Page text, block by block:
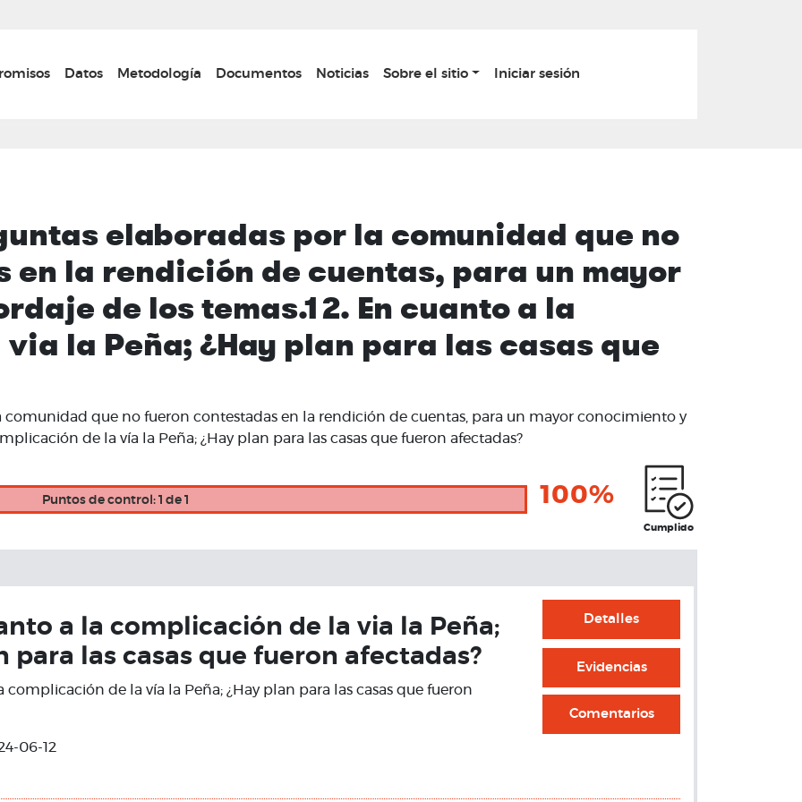
principal
navigation
Datos Metodología Documentos Noticias Sobre el sitio Iniciar sesión
elaboradas por la comunidad que no
en la rendición de cuentas, para un mayor
de los temas.12. En cuanto a la
la Peña; ¿Hay plan para las casas que
comunidad que no fueron contestadas en la rendición de cuentas, para un mayor conocimiento y
de la vía la Peña; ¿Hay plan para las casas que fueron afectadas?
Puntos de control: 1 de 1 100%
Cumplido
a la complicación de la via la Peña;
para las casas que fueron afectadas?
complicación de la vía la Peña; ¿Hay plan para las casas que fueron
06-12
Detalles
Evidencias
Comentarios